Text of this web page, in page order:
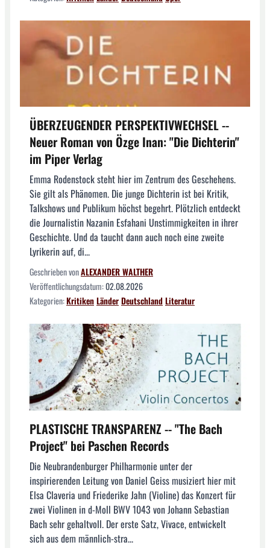
ÜBERZEUGENDER PERSPEKTIVWECHSEL --
Neuer Roman von Özge Inan: "Die Dichterin"
im Piper Verlag
Emma Rodenstock steht hier im Zentrum des Geschehens.
Sie gilt als Phänomen. Die junge Dichterin ist bei Kritik,
Talkshows und Publikum höchst begehrt. Plötzlich entdeckt
die Journalistin Nazanin Esfahani Unstimmigkeiten in ihrer
Geschichte. Und da taucht dann auch noch eine zweite
Lyrikerin auf, di...
Geschrieben vonALEXANDER WALTHER
Veröffentlichungsdatum:02.08.2026
Kategorien:KritikenLänderDeutschlandLiteratur
PLASTISCHE TRANSPARENZ -- "The Bach
Project" bei Paschen Records
Die Neubrandenburger Philharmonie unter der
inspirierenden Leitung von Daniel Geiss musiziert hier mit
Elsa Claveria und Friederike Jahn (Violine) das Konzert für
zwei Violinen in d-Moll BWV 1043 von Johann Sebastian
Bach sehr gehaltvoll. Der erste Satz, Vivace, entwickelt
sich aus dem männlich-stra...